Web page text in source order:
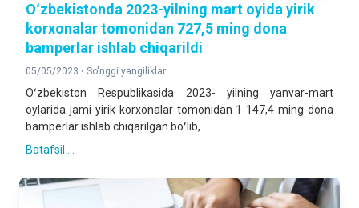
Oʻzbekistonda 2023-yilning mart oyida yirik
korxonalar tomonidan 727,5 ming dona
bamperlar ishlab chiqarildi
05/05/2023 • So'nggi yangiliklar
Oʻzbekiston Respublikasida 2023- yilning yanvar-mart
oylarida jami yirik korxonalar tomonidan 1 147,4 ming dona
bamperlar ishlab chiqarilgan boʻlib,
Batafsil ...